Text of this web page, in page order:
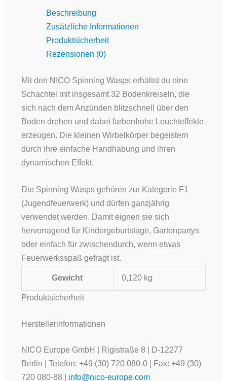
Beschreibung
Zusätzliche Informationen
Produktsicherheit
Rezensionen (0)
Mit den NICO Spinning Wasps erhältst du eine
Schachtel mit insgesamt 32 Bodenkreiseln, die
sich nach dem Anzünden blitzschnell über den
Boden drehen und dabei farbenfrohe Leuchteffekte
erzeugen. Die kleinen Wirbelkörper begeistern
durch ihre einfache Handhabung und ihren
dynamischen Effekt.
Die Spinning Wasps gehören zur Kategorie F1
(Jugendfeuerwerk) und dürfen ganzjährig
verwendet werden. Damit eignen sie sich
hervorragend für Kindergeburtstage, Gartenpartys
oder einfach für zwischendurch, wenn etwas
Feuerwerksspaß gefragt ist.
Gewicht 0,120 kg
Produktsicherheit
Herstellerinformationen
NICO Europe GmbH | Rigistraße 8 | D-12277
Berlin | Telefon: +49 (30) 720 080-0 | Fax: +49 (30)
720 080-88 | info@nico-europe.com